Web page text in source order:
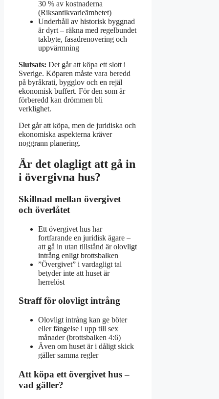
30 % av kostnaderna
(Riksantikvarieämbetet)
Underhåll av historisk byggnad
är dyrt – räkna med regelbundet
takbyte, fasadrenovering och
uppvärmning
Slutsats: Det går att köpa ett slott i
Sverige. Köparen måste vara beredd
på byråkrati, bygglov och en rejäl
ekonomisk buffert. För den som är
förberedd kan drömmen bli
verklighet.
Det går att köpa, men de juridiska och
ekonomiska aspekterna kräver
noggrann planering.
Är det olagligt att gå in
i övergivna hus?
Skillnad mellan övergivet
och överlåtet
Ett övergivet hus har
fortfarande en juridisk ägare –
att gå in utan tillstånd är olovligt
intrång enligt brottsbalken
”Övergivet” i vardagligt tal
betyder inte att huset är
herrelöst
Straff för olovligt intrång
Olovligt intrång kan ge böter
eller fängelse i upp till sex
månader (brottsbalken 4:6)
Även om huset är i dåligt skick
gäller samma regler
Att köpa ett övergivet hus –
vad gäller?